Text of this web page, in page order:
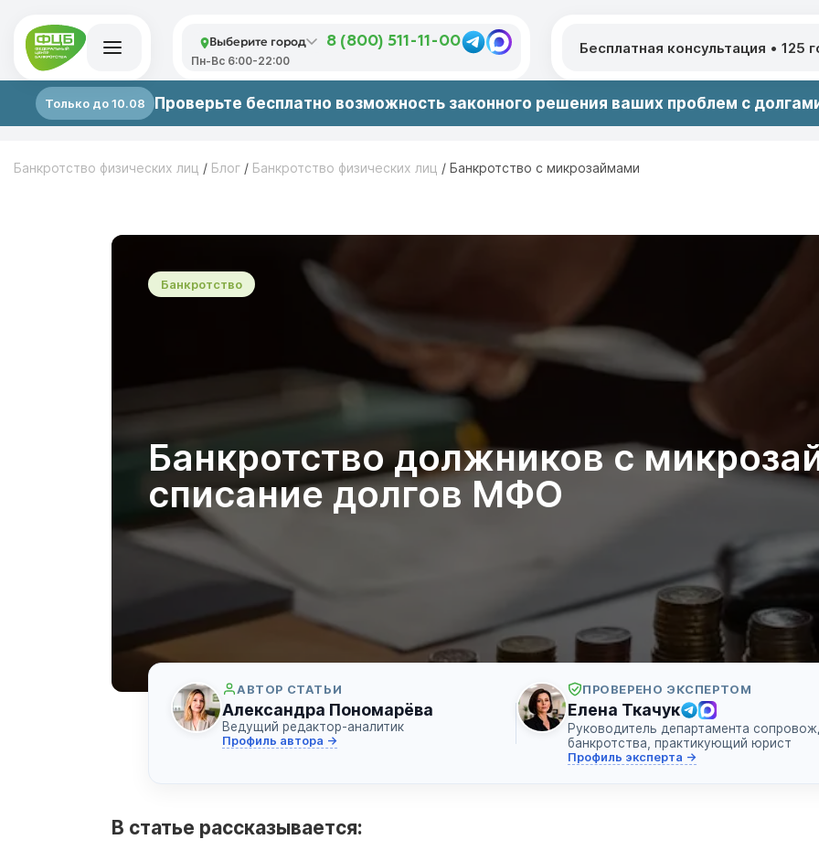
Выберите город 8 (800) 511-11-00
Пн-Вс 6:00-22:00
Бесплатная консультация • 125
Только до 10.08 Проверьте бесплатно возможность законного решения ваших проблем с
Банкротство физических лиц / Блог / Банкротство физических лиц / Банкротство с микрозаймами
Банкротство
Банкротство должников с
списание долгов МФО
АВТОР СТАТЬИ
Александра Пономарёва
Ведущий редактор-аналитик
Профиль автора →
ПРОВЕРЕНО ЭКСПЕРТОМ
Елена Ткачук
Руководитель департамента
банкротства, практикующий юрист
Профиль эксперта →
В статье рассказывается: